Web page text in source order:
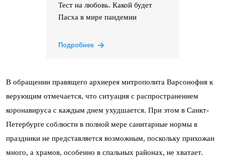
Тест на любовь. Какой будет
Пасха в мире пандемии
Подробнее
В обращении правящего архиерея митрополита Варсонофия к
верующим отмечается, что ситуация с распространением
коронавируса с каждым днем ухудшается. При этом в Санкт-
Петербурге соблюсти в полной мере санитарные нормы в
праздники не представляется возможным, поскольку прихожан
много, а храмов, особенно в спальных районах, не хватает.